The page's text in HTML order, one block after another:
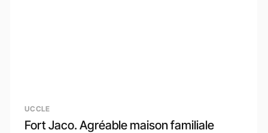
UCCLE
Fort Jaco. Agréable maison familiale